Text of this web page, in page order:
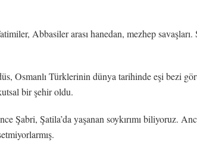
Abbasiler arası hanedan, mezhep
Osmanlı Türklerinin dünya tarihinde eşi bezi
bir şehir oldu.
Şabri, Şatila’da yaşanan soykırımı biliyoruz.